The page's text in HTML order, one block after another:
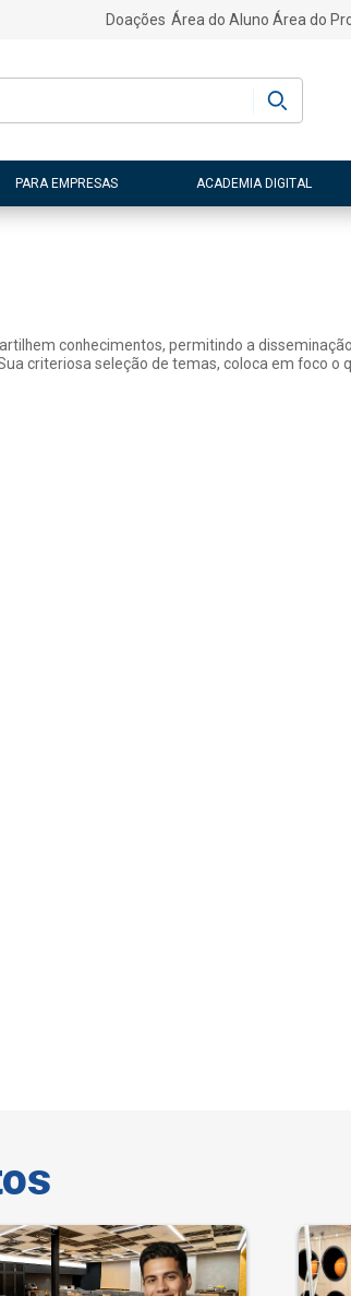
Doações Área do Aluno Área do
PARA EMPRESAS ACADEMIA DIGITAL
conhecimentos, permitindo a
criteriosa seleção de temas, coloca em foco o